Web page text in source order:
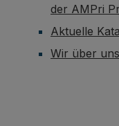
der AMPri
Aktuelle
Wir über uns